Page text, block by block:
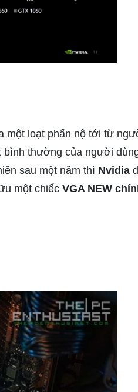
một loạt phấn nộ tới từ
thường của người
sau một năm thì Nvidia
một chiếc VGA NEW